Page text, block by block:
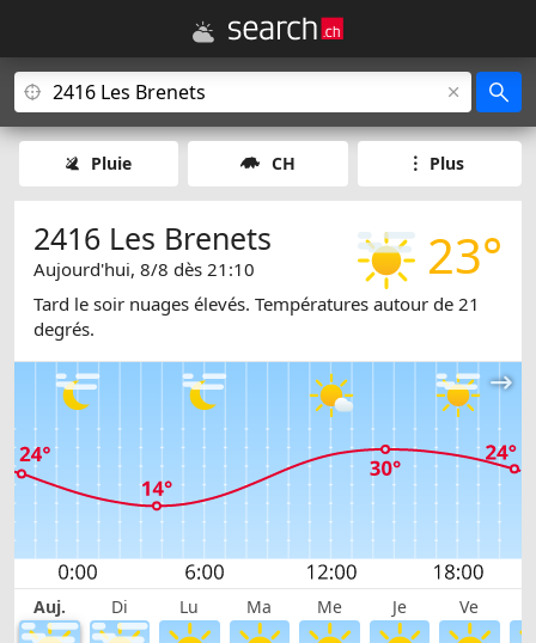
Pluie CH Plus
23°
2416 Les Brenets
Aujourd'hui, 8/8 dès 21:10
Tard le soir nuages élevés. Températures autour de 21
degrés.
Auj. Di Lu Ma Me Je Ve